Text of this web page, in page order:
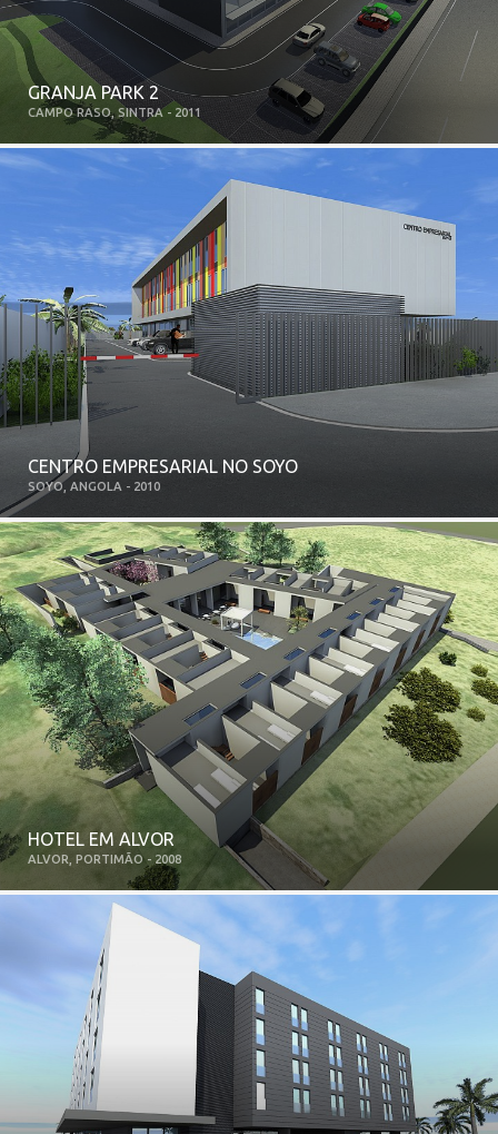
GRANJA PARK 2
CAMPO RASO, SINTRA - 2011
CENTRO EMPRESARIAL NO SOYO
SOYO, ANGOLA - 2010
HOTEL EM ALVOR
ALVOR, PORTIMÃO - 2008